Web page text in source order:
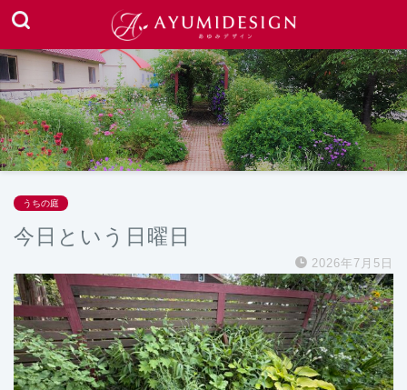
うちの庭
今日という日曜日
2026年7月5日